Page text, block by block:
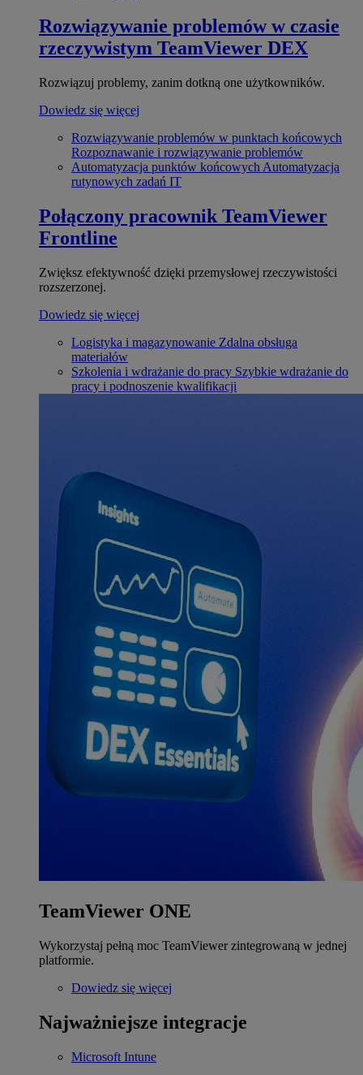
Rozwiązywanie problemów w czasie
rzeczywistym TeamViewer DEX
Rozwiązuj problemy, zanim dotkną one użytkowników.
Dowiedz się więcej
Rozwiązywanie problemów w punktach końcowych
Rozpoznawanie i rozwiązywanie problemów
Automatyzacja punktów końcowych Automatyzacja
rutynowych zadań IT
Połączony pracownik TeamViewer
Frontline
Zwiększ efektywność dzięki przemysłowej rzeczywistości
rozszerzonej.
Dowiedz się więcej
Logistyka i magazynowanie Zdalna obsługa
materiałów
Szkolenia i wdrażanie do pracy Szybkie wdrażanie do
pracy i podnoszenie kwalifikacji
TeamViewer ONE
Wykorzystaj pełną moc TeamViewer zintegrowaną w jednej
platformie.
Dowiedz się więcej
Najważniejsze integracje
Microsoft Intune